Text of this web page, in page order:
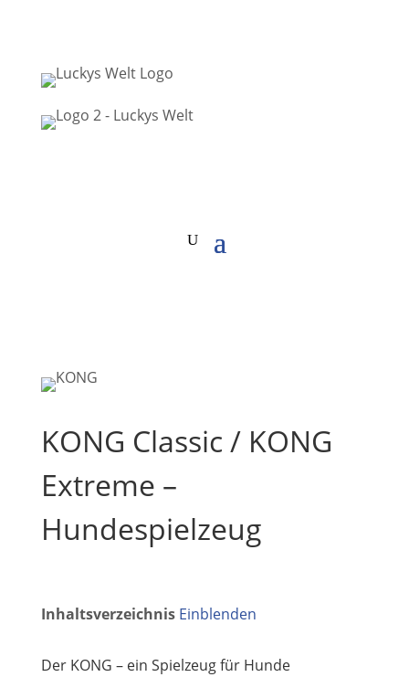
KONG Classic / KONG
Extreme –
Hundespielzeug
Inhaltsverzeichnis Einblenden
Der KONG – ein Spielzeug für Hunde